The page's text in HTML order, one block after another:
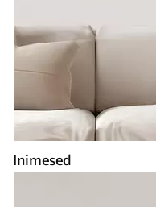
Inimesed